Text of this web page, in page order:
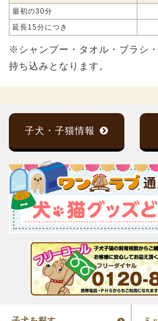
最初の30分
延長15分につき
※シャンプー・タオル・ブラシ
持ち込みとなります。
子犬・子猫情報